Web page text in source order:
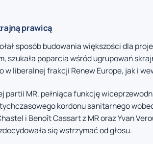
prawicą
sposób budowania większości dla
szukała poparcia wśród ugrupowań
w liberalnej frakcji Renew Europe, jak i
partii MR, pełniąca funkcję
kordonu sanitarnego
i Benoît Cassart z MR oraz Yvan
się wstrzymać od głosu.